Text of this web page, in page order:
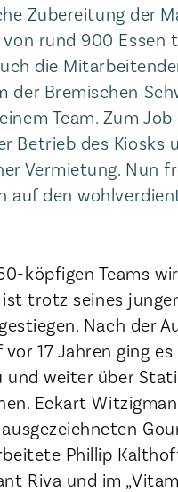
Zubereitung der
rund 900 Essen
die
der Bremischen
Team. Zum Job
Betrieb des Kiosks
Vermietung. Nun
den
köpfigen Teams
trotz seines
Nach der
17 Jahren ging
weiter über
Eckart
Phillip
Riva und im